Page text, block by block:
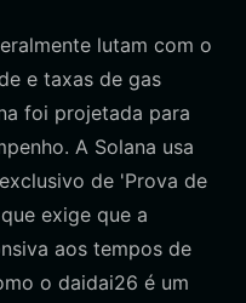
lutam com o
e taxas de gas
foi projetada para
A Solana usa
de 'Prova de
exige que a
aos tempos de
o daidai26 é um